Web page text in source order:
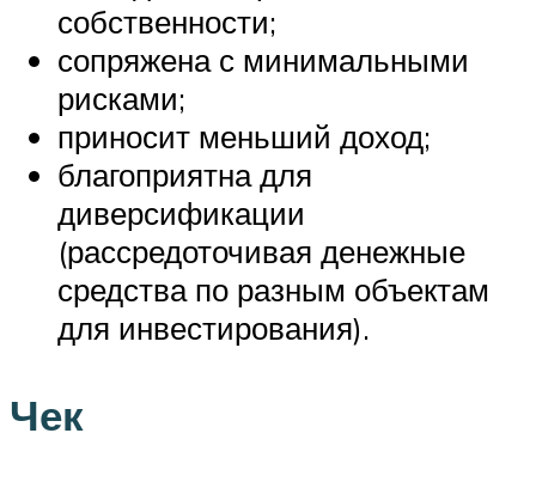
собственности;
сопряжена с минимальными
рисками;
приносит меньший доход;
благоприятна для
диверсификации
(рассредоточивая денежные
средства по разным объектам
для инвестирования).
Чек